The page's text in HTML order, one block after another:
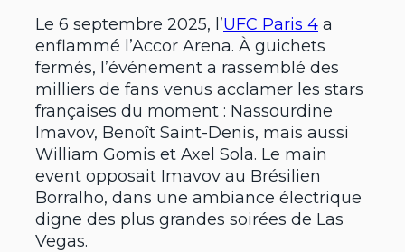
Le 6 septembre 2025, l’UFC Paris 4 a
enflammé l’Accor Arena. À guichets
fermés, l’événement a rassemblé des
milliers de fans venus acclamer les stars
françaises du moment : Nassourdine
Imavov, Benoît Saint-Denis, mais aussi
William Gomis et Axel Sola. Le main
event opposait Imavov au Brésilien
Borralho, dans une ambiance électrique
digne des plus grandes soirées de Las
Vegas.